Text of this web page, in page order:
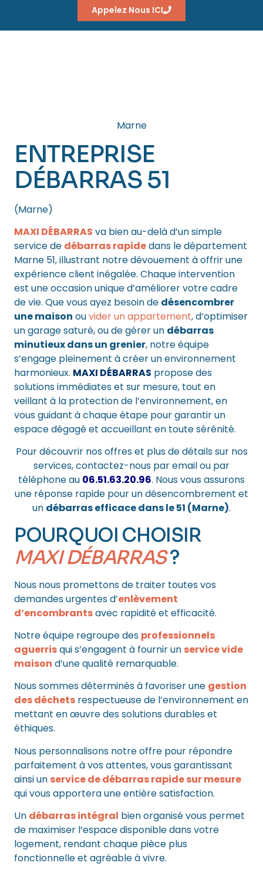
Appelez Nous ICI
Marne
ENTREPRISE
DÉBARRAS 51
(Marne)
MAXI DÉBARRAS va bien au-delà d’un simple
service de débarras rapidedans le département
Marne 51, illustrant notre dévouement à offrir une
expérience client inégalée. Chaque intervention
est une occasion unique d’améliorer votre cadre
de vie. Que vous ayez besoin de désencombrer
une maison ouvider un appartement, d’optimiser
un garage saturé, ou de gérer un débarras
minutieux dans un grenier, notre équipe
s’engage pleinement à créer un environnement
harmonieux. MAXI DÉBARRAS propose des
solutions immédiates et sur mesure, tout en
veillant à la protection de l’environnement, en
vous guidant à chaque étape pour garantir un
espace dégagé et accueillant en toute sérénité.
Pour découvrir nos offres et plus de détails sur nos
services,contactez-nous par emailou par
téléphone au 06.51.63.20.96. Nous vous assurons
une réponse rapide pour un désencombrement et
un débarras efficace dans le 51 (Marne).
POURQUOI CHOISIR
MAXI DÉBARRAS?
Nous nous promettons de traiter toutes vos
demandes urgentes d’enlèvement
d’encombrantsavec rapidité et efficacité.
Notre équipe regroupe des professionnels
aguerrisqui s’engagent à fournir un service vide
maison d’une qualité remarquable.
Nous sommes déterminés à favoriser une gestion
des déchets respectueuse de l’environnement en
mettant en œuvre des solutions durables et
éthiques.
Nous personnalisons notre offre pour répondre
parfaitement à vos attentes, vous garantissant
ainsi un service de débarras rapide sur mesure
qui vous apportera une entière satisfaction.
Un débarras intégral bien organisé vous permet
de maximiser l’espace disponible dans votre
logement, rendant chaque pièce plus
fonctionnelle et agréable à vivre.